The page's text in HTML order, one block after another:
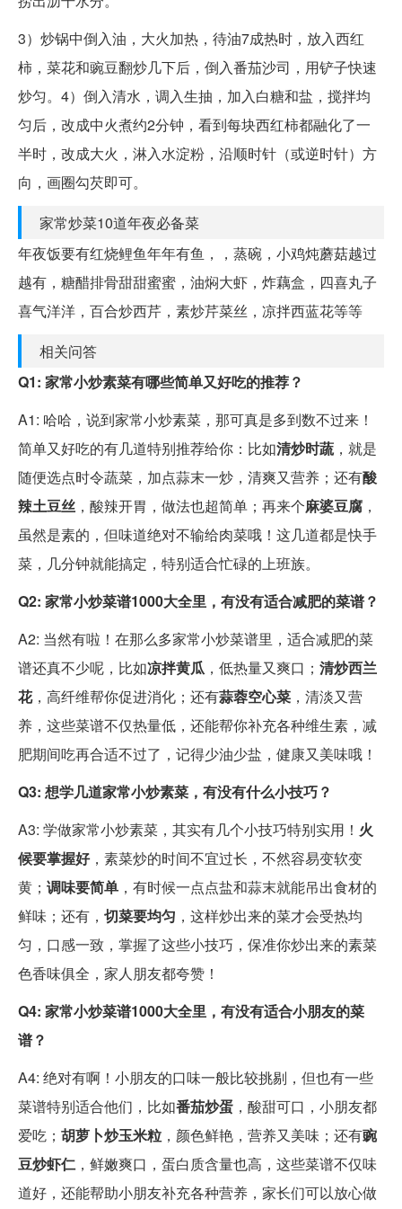
3）炒锅中倒入油，大火加热，待油7成热时，放入西红
柿，菜花和豌豆翻炒几下后，倒入番茄沙司，用铲子快速
炒匀。4）倒入清水，调入生抽，加入白糖和盐，搅拌均
匀后，改成中火煮约2分钟，看到每块西红柿都融化了一
半时，改成大火，淋入水淀粉，沿顺时针（或逆时针）方
向，画圈勾芡即可。
家常炒菜10道年夜必备菜
年夜饭要有红烧鲤鱼年年有鱼，，蒸碗，小鸡炖蘑菇越过
越有，糖醋排骨甜甜蜜蜜，油焖大虾，炸藕盒，四喜丸子
喜气洋洋，百合炒西芹，素炒芹菜丝，凉拌西蓝花等等
相关问答
Q1: 家常小炒素菜有哪些简单又好吃的推荐？
A1: 哈哈，说到家常小炒素菜，那可真是多到数不过来！
简单又好吃的有几道特别推荐给你：比如清炒时蔬 ，就是
随便选点时令蔬菜，加点蒜末一炒，清爽又营养；还有酸
辣土豆丝 ，酸辣开胃，做法也超简单；再来个麻婆豆腐 ，
虽然是素的，但味道绝对不输给肉菜哦！这几道都是快手
菜，几分钟就能搞定，特别适合忙碌的上班族。
Q2: 家常小炒菜谱1000大全里，有没有适合减肥的菜谱？
A2: 当然有啦！在那么多家常小炒菜谱里，适合减肥的菜
谱还真不少呢，比如凉拌黄瓜 ，低热量又爽口； 清炒西兰
花，高纤维帮你促进消化；还有蒜蓉空心菜 ，清淡又营
养，这些菜谱不仅热量低，还能帮你补充各种维生素，减
肥期间吃再合适不过了，记得少油少盐，健康又美味哦！
Q3: 想学几道家常小炒素菜，有没有什么小技巧？
A3: 学做家常小炒素菜，其实有几个小技巧特别实用！ 火
候要掌握好，素菜炒的时间不宜过长，不然容易变软变
黄； 调味要简单 ，有时候一点点盐和蒜末就能吊出食材的
鲜味；还有， 切菜要均匀 ，这样炒出来的菜才会受热均
匀，口感一致，掌握了这些小技巧，保准你炒出来的素菜
色香味俱全，家人朋友都夸赞！
Q4: 家常小炒菜谱1000大全里，有没有适合小朋友的菜
谱？
A4: 绝对有啊！小朋友的口味一般比较挑剔，但也有一些
菜谱特别适合他们，比如番茄炒蛋 ，酸甜可口，小朋友都
爱吃； 胡萝卜炒玉米粒 ，颜色鲜艳，营养又美味；还有豌
豆炒虾仁，鲜嫩爽口，蛋白质含量也高，这些菜谱不仅味
道好，还能帮助小朋友补充各种营养，家长们可以放心做